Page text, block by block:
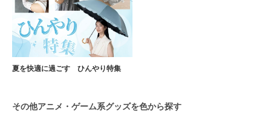
夏を快適に過ごす ひんやり特集
その他アニメ・ゲーム系グッズを色から探す